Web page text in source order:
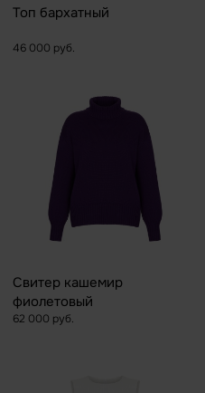
Топ бархатный
46 000 руб.
Свитер кашемир
фиолетовый
62 000 руб.